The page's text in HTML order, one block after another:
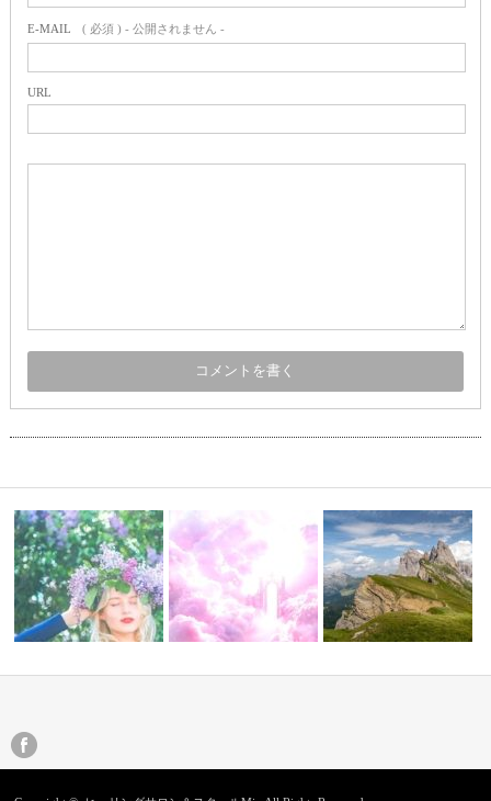
E-MAIL ( 必須 ) - 公開されません -
URL
こころの静けさへ